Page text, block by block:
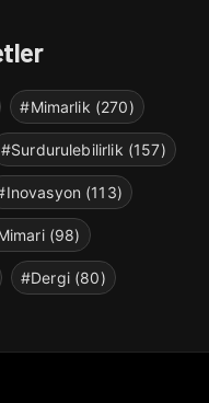
#Mimarlik (270)
#Surdurulebilirlik (157)
(113)
(98)
#Dergi (80)